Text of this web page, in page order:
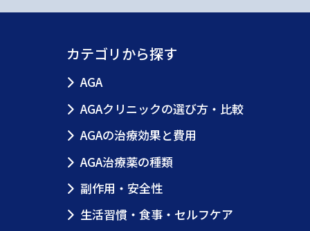
カテゴリから探す
AGA
AGAクリニックの選び方・比較
AGAの治療効果と費用
AGA治療薬の種類
副作用・安全性
生活習慣・食事・セルフケア